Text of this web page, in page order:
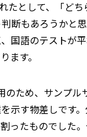
として、「ど
断もあろうかと
国語のテストが
ます。
ため、サンプル
す物差しです。
ったものでした